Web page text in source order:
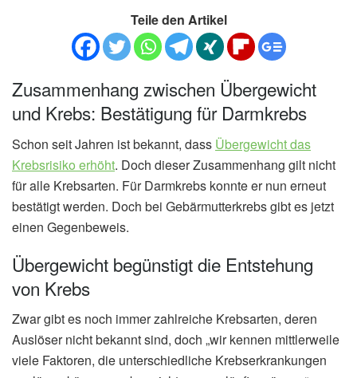
Teile den Artikel
Zusammenhang zwischen Übergewicht
und Krebs: Bestätigung für Darmkrebs
Schon seit Jahren ist bekannt, dass Übergewicht das
Krebsrisiko erhöht. Doch dieser Zusammenhang gilt nicht
für alle Krebsarten. Für Darmkrebs konnte er nun erneut
bestätigt werden. Doch bei Gebärmutterkrebs gibt es jetzt
einen Gegenbeweis.
Übergewicht begünstigt die Entstehung
von Krebs
Zwar gibt es noch immer zahlreiche Krebsarten, deren
Auslöser nicht bekannt sind, doch „wir kennen mittlerweile
viele Faktoren, die unterschiedliche Krebserkrankungen